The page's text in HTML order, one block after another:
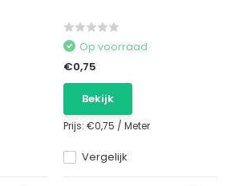
Vergelijk
Op voorraad
€0,75
Bekijk
Prijs: €0,75 / Meter